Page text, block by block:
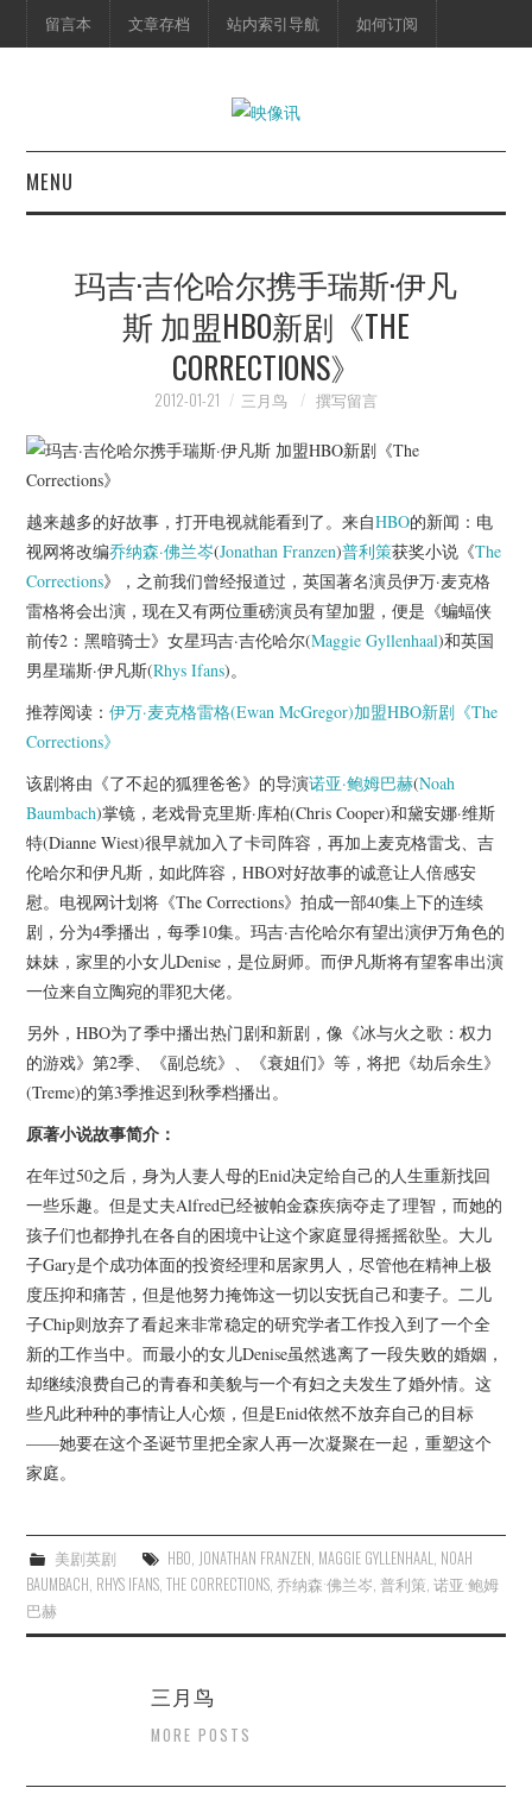
留言本 文章存档 站内索引导航 如何订阅
MENU
映像快讯
脱口秀
杂七杂八
美剧英剧
电影档期
推荐电影
玛吉·吉伦哈尔携手瑞斯·伊凡
斯 加盟HBO新剧《THE
CORRECTIONS》
2012-01-21 三月鸟 撰写留言
越来越多的好故事，打开电视就能看到了。来自HBO的新闻：电
视网将改编乔纳森·佛兰岑(Jonathan Franzen)普利策获奖小说《The
Corrections》，之前我们曾经报道过，英国著名演员伊万·麦克格
雷格将会出演，现在又有两位重磅演员有望加盟，便是《蝙蝠侠
前传2：黑暗骑士》女星玛吉·吉伦哈尔(Maggie Gyllenhaal)和英国
男星瑞斯·伊凡斯(Rhys Ifans)。
推荐阅读：伊万·麦克格雷格(Ewan McGregor)加盟HBO新剧《The
Corrections》
该剧将由《了不起的狐狸爸爸》的导演诺亚·鲍姆巴赫(Noah
Baumbach)掌镜，老戏骨克里斯·库柏(Chris Cooper)和黛安娜·维斯
特(Dianne Wiest)很早就加入了卡司阵容，再加上麦克格雷戈、吉
伦哈尔和伊凡斯，如此阵容，HBO对好故事的诚意让人倍感安
慰。电视网计划将《The Corrections》拍成一部40集上下的连续
剧，分为4季播出，每季10集。玛吉·吉伦哈尔有望出演伊万角色的
妹妹，家里的小女儿Denise，是位厨师。而伊凡斯将有望客串出演
一位来自立陶宛的罪犯大佬。
另外，HBO为了季中播出热门剧和新剧，像《冰与火之歌：权力
的游戏》第2季、《副总统》、《衰姐们》等，将把《劫后余生》
(Treme)的第3季推迟到秋季档播出。
原著小说故事简介：
在年过50之后，身为人妻人母的Enid决定给自己的人生重新找回
一些乐趣。但是丈夫Alfred已经被帕金森疾病夺走了理智，而她的
孩子们也都挣扎在各自的困境中让这个家庭显得摇摇欲坠。大儿
子Gary是个成功体面的投资经理和居家男人，尽管他在精神上极
度压抑和痛苦，但是他努力掩饰这一切以安抚自己和妻子。二儿
子Chip则放弃了看起来非常稳定的研究学者工作投入到了一个全
新的工作当中。而最小的女儿Denise虽然逃离了一段失败的婚姻，
却继续浪费自己的青春和美貌与一个有妇之夫发生了婚外情。这
些凡此种种的事情让人心烦，但是Enid依然不放弃自己的目标
——她要在这个圣诞节里把全家人再一次凝聚在一起，重塑这个
家庭。
美剧英剧 HBO, JONATHAN FRANZEN, MAGGIE GYLLENHAAL, NOAH
BAUMBACH, RHYS IFANS,THE CORRECTIONS,乔纳森·佛兰岑,普利策,诺亚·鲍姆
巴赫
三月鸟
MORE POSTS